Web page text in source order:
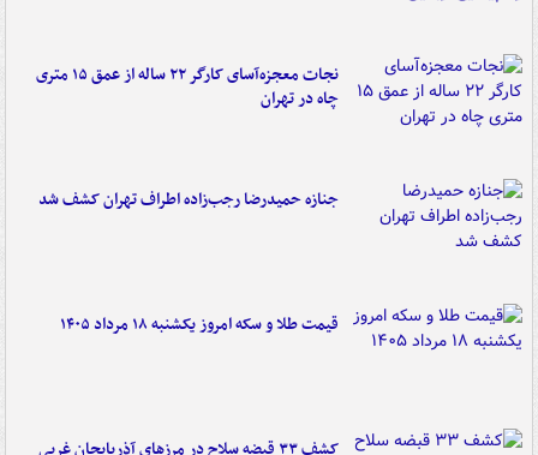
نجات معجزه‌آسای کارگر ۲۲ ساله از عمق ۱۵ متری
چاه در تهران
جنازه حمیدرضا رجب‌زاده اطراف تهران کشف شد
قیمت طلا و سکه امروز یکشنبه ۱۸ مرداد ۱۴۰۵